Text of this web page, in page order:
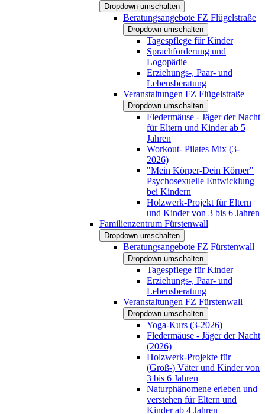
Dropdown umschalten
Beratungsangebote FZ Flügelstraße
Dropdown umschalten
Tagespflege für Kinder
Sprachförderung und
Logopädie
Erziehungs-, Paar- und
Lebensberatung
Veranstaltungen FZ Flügelstraße
Dropdown umschalten
Fledermäuse - Jäger der Nacht
für Eltern und Kinder ab 5
Jahren
Workout- Pilates Mix (3-
2026)
"Mein Körper-Dein Körper"
Psychosexuelle Entwicklung
bei Kindern
Holzwerk-Projekt für Eltern
und Kinder von 3 bis 6 Jahren
Familienzentrum Fürstenwall
Dropdown umschalten
Beratungsangebote FZ Fürstenwall
Dropdown umschalten
Tagespflege für Kinder
Erziehungs-, Paar- und
Lebensberatung
Veranstaltungen FZ Fürstenwall
Dropdown umschalten
Yoga-Kurs (3-2026)
Fledermäuse - Jäger der Nacht
(2026)
Holzwerk-Projekte für
(Groß-) Väter und Kinder von
3 bis 6 Jahren
Naturphänomene erleben und
verstehen für Eltern und
Kinder ab 4 Jahren